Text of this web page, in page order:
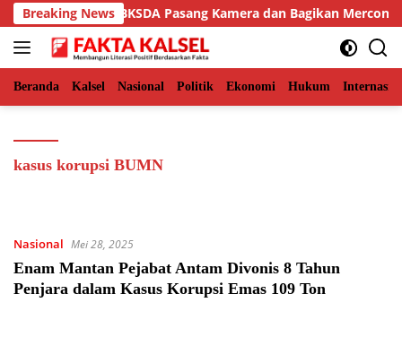
Langsung
ke
konten
Breaking News
Aceh Timur, BKSDA Pasang Kamera dan Bagikan Mercon
Beranda Kalsel Nasional Politik Ekonomi Hukum
kasus korupsi BUMN
Nasional Mei 28, 2025
Enam Mantan Pejabat Antam Divonis 8 Tahun
Penjara dalam Kasus Korupsi Emas 109 Ton